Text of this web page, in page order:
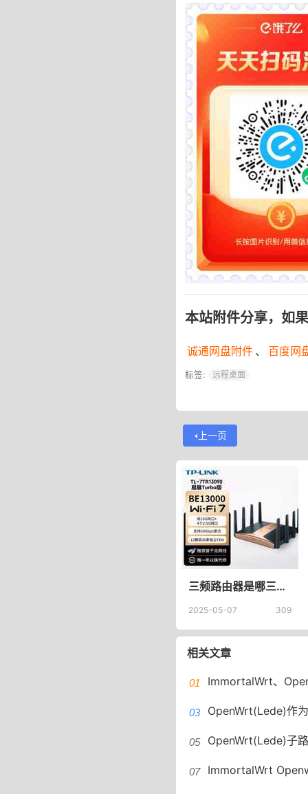
本站附件分享，如
诚通网盘附件 、 百度网
标签: 远程桌面
上一页
三频路由器是哪三频？三频WiFi什么意思三频WiFi有必要吗
2025-05-07 309
相关文章
ImmortalWrt、
OpenWrt(Lede)作为
OpenWrt(Lede)子路由做二
ImmortalWrt Openwrt 手动安装